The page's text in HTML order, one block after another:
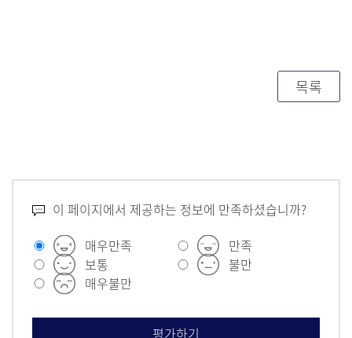
목록
이 페이지에서 제공하는 정보에 만족하셨습니까?
매우만족
만족
보통
불만
매우불만